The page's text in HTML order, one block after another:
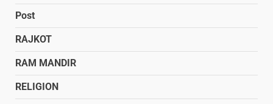
Post
RAJKOT
RAM MANDIR
RELIGION